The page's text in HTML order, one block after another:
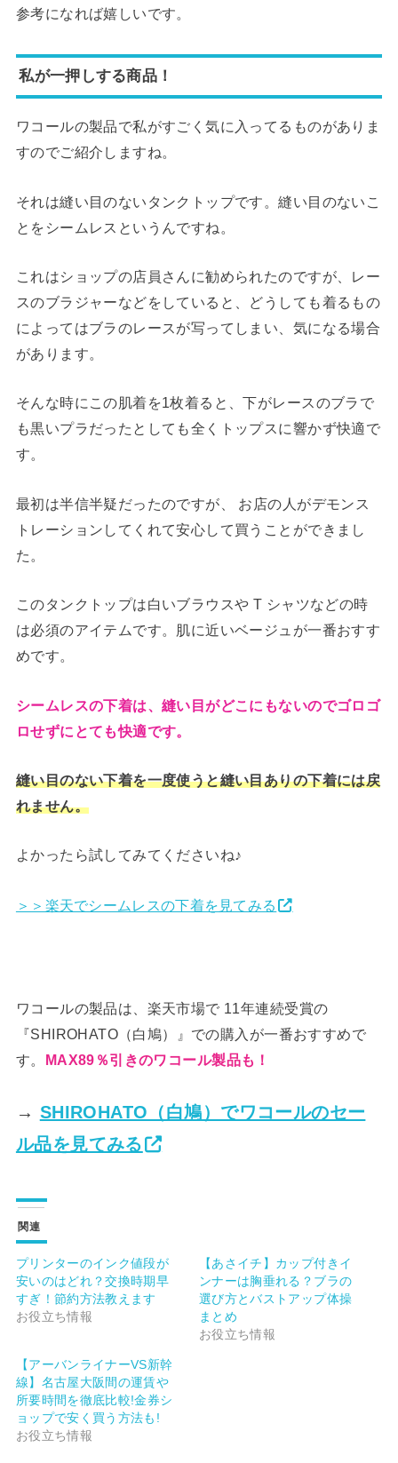
参考になれば嬉しいです。
私が一押しする商品！
ワコールの製品で私がすごく気に入ってるものがありま
すのでご紹介しますね。
それは縫い目のないタンクトップです。縫い目のないこ
とをシームレスというんですね。
これはショップの店員さんに勧められたのですが、レー
スのブラジャーなどをしていると、どうしても着るもの
によってはブラのレースが写ってしまい、気になる場合
があります。
そんな時にこの肌着を1枚着ると、下がレースのブラで
も黒いプラだったとしても全くトップスに響かず快適で
す。
最初は半信半疑だったのですが、 お店の人がデモンス
トレーションしてくれて安心して買うことができまし
た。
このタンクトップは白いブラウスや T シャツなどの時
は必須のアイテムです。肌に近いベージュが一番おすす
めです。
シームレスの下着は、縫い目がどこにもないのでゴロゴ
ロせずにとても快適です。
縫い目のない下着を一度使うと縫い目ありの下着には戻
れません。
よかったら試してみてくださいね♪
＞＞楽天でシームレスの下着を見てみる
ワコールの製品は、楽天市場で 11年連続受賞の
『SHIROHATO（白鳩）』での購入が一番おすすめで
す。 MAX89％引きのワコール製品も！
→ SHIROHATO（白鳩）でワコールのセー
ル品を見てみる
関連
プリンターのインク値段が
安いのはどれ？交換時期早
すぎ！節約方法教えます
お役立ち情報
【あさイチ】カップ付きイ
ンナーは胸垂れる？ブラの
選び方とバストアップ体操
まとめ
お役立ち情報
【アーバンライナーVS新幹
線】名古屋大阪間の運賃や
所要時間を徹底比較!金券シ
ョップで安く買う方法も!
お役立ち情報